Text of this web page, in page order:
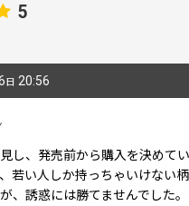
5
日 20:56
し、発売前から購入を決めて
若い人しか持っちゃいけない
、誘惑には勝てませんでした